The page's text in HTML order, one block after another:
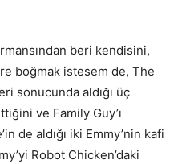
beri kendisini,
boğmak istesem de, The
sonucunda aldığı üç
ve Family Guy’ı
de aldığı iki Emmy’nin kafi
Robot Chicken’daki